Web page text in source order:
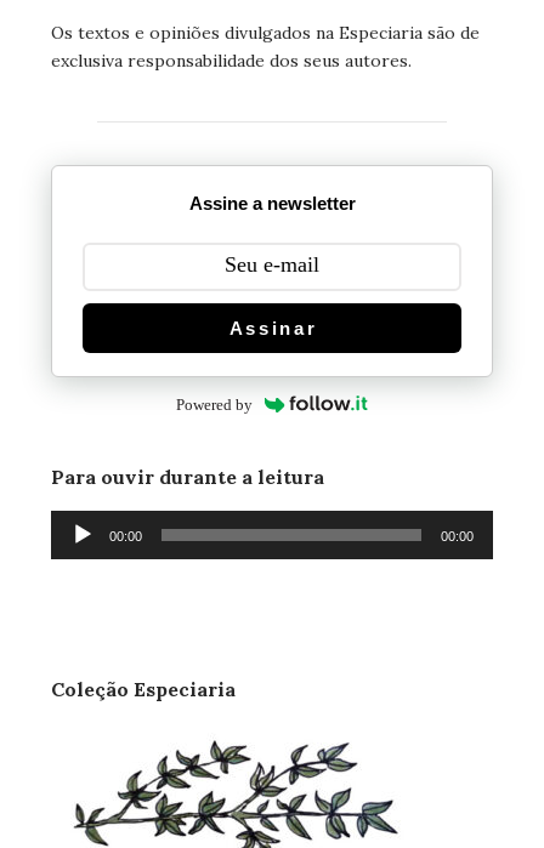
Os textos e opiniões divulgados na Especiaria são de
exclusiva responsabilidade dos seus autores.
Assine a newsletter
Assinar
Powered by
Para ouvir durante a leitura
Tocador
00:00 00:00
Coleção Especiaria